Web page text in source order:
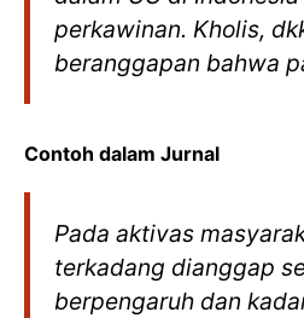
perkawinan. Kholis,
beranggapan bahwa
Contoh dalam Jurnal
Pada aktivas
terkadang dianggap
berpengaruh dan